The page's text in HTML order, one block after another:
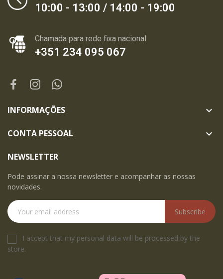
10:00 - 13:00 / 14:00 - 19:00
Chamada para rede fixa nacional
+351 234 095 067
INFORMAÇÕES 
CONTA PESSOAL 
NEWSLETTER
Pode assinar a nossa newsletter e acompanhar as nossas
novidades.
Subscribe
I accept that my personal data will be processed by the
store.